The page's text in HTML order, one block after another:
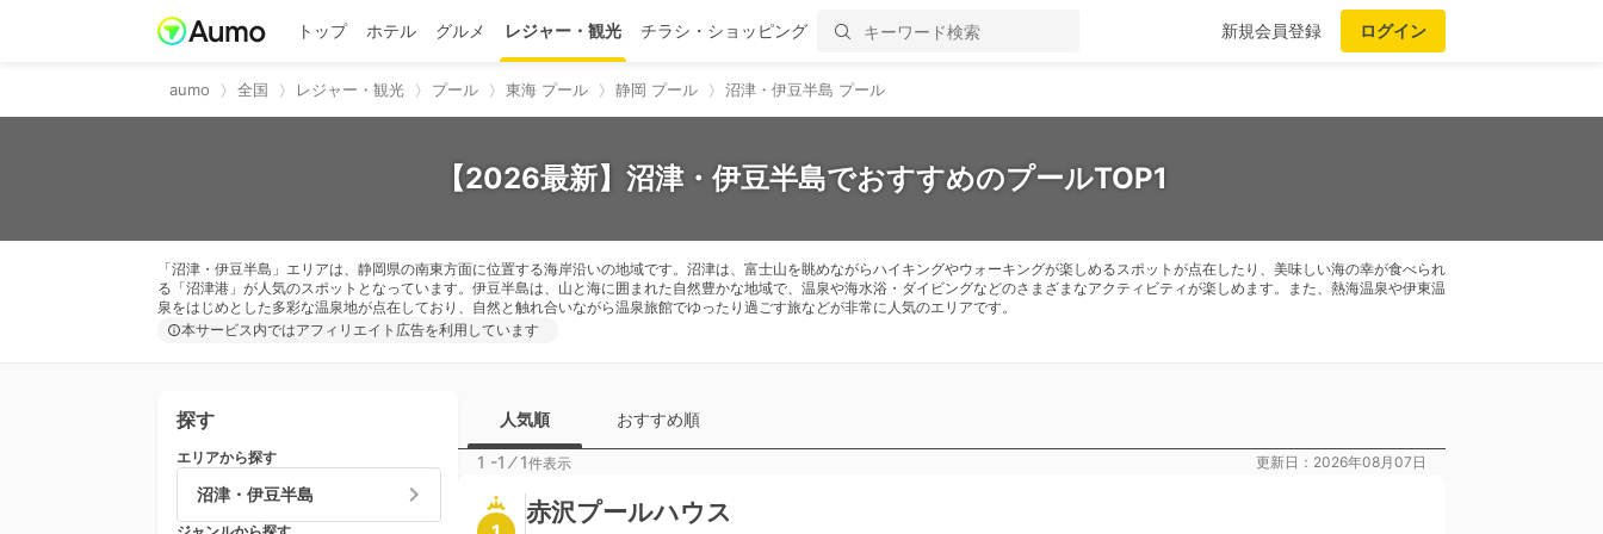
トップ ホテル グルメ レジャー・観光 チラシ・ショッピング 新規会員登録 ログイン
aumo 全国 レジャー・観光 プール 東海 プール 静岡 プール 沼津・伊豆半島 プール
【2026最新】沼津・伊豆半島でおすすめのプールTOP1
「沼津・伊豆半島」エリアは、静岡県の南東方面に位置する海岸沿いの地域です。沼津は、富士山を眺めながらハイキングやウォーキングが楽しめるスポットが点在したり、美味しい海の幸が食べられ
る「沼津港」が人気のスポットとなっています。伊豆半島は、山と海に囲まれた自然豊かな地域で、温泉や海水浴・ダイビングなどのさまざまなアクティビティが楽しめます。また、熱海温泉や伊東温
泉をはじめとした多彩な温泉地が点在しており、自然と触れ合いながら温泉旅館でゆったり過ごす旅などが非常に人気のエリアです。
本サービス内ではアフィリエイト広告を利用しています
探す
エリアから探す
沼津・伊豆半島
人気順 おすすめ順
1 -1 ⁄1件表示 更新日：2026年08月07日
赤沢プールハウス